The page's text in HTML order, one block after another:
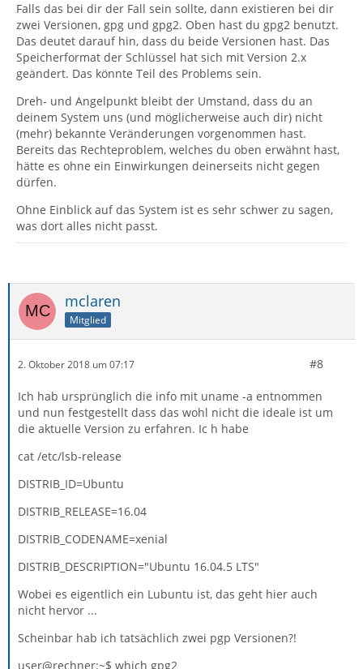
2018-09-29 10:43:52.982 [DEBUG] windows.jsm:
Falls das bei dir der Fall sein sollte, dann existieren bei dir
zwei Versionen, gpg und gpg2. Oben hast du gpg2 benutzt.
Das deutet darauf hin, dass du beide Versionen hast. Das
Speicherformat der Schlüssel hat sich mit Version 2.x
geändert. Das könnte Teil des Problems sein.
Dreh- und Angelpunkt bleibt der Umstand, dass du an
deinem System uns (und möglicherweise auch dir) nicht
(mehr) bekannte Veränderungen vorgenommen hast.
Bereits das Rechteproblem, welches du oben erwähnt hast,
hätte es ohne ein Einwirkungen deinerseits nicht gegen
dürfen.
Ohne Einblick auf das System ist es sehr schwer zu sagen,
was dort alles nicht passt.
mclaren
Mitglied
2. Oktober 2018 um 07:17 #8
Ich hab ursprünglich die info mit uname -a entnommen
und nun festgestellt dass das wohl nicht die ideale ist um
die aktuelle Version zu erfahren. Ic h habe
cat /etc/lsb-release
DISTRIB_ID=Ubuntu
DISTRIB_RELEASE=16.04
DISTRIB_CODENAME=xenial
DISTRIB_DESCRIPTION="Ubuntu 16.04.5 LTS"
Wobei es eigentlich ein Lubuntu ist, das geht hier auch
nicht hervor ...
Scheinbar hab ich tatsächlich zwei pgp Versionen?!
user@rechner:~$ which gpg2